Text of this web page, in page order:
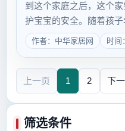
筛选条件
到这个家庭之后，这个
护宝宝的安全。随着孩
要性在很多家长的心中
错误的。婴儿固然非常
作者：中华家居网 时间
上一页 1 2 下